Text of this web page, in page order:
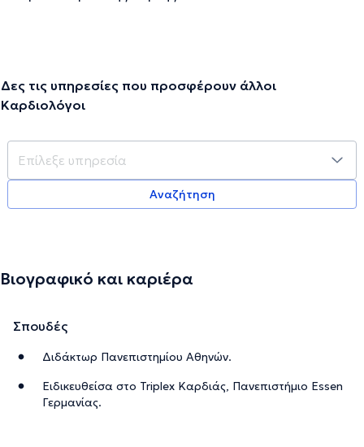
Δες τις υπηρεσίες που προσφέρουν άλλοι
Καρδιολόγοι
Αναζήτηση
Βιογραφικό και καριέρα
Σπουδές
Διδάκτωρ Πανεπιστημίου Αθηνών.
Ειδικευθείσα στο Triplex Καρδιάς, Πανεπιστήμιο Essen
Γερμανίας.